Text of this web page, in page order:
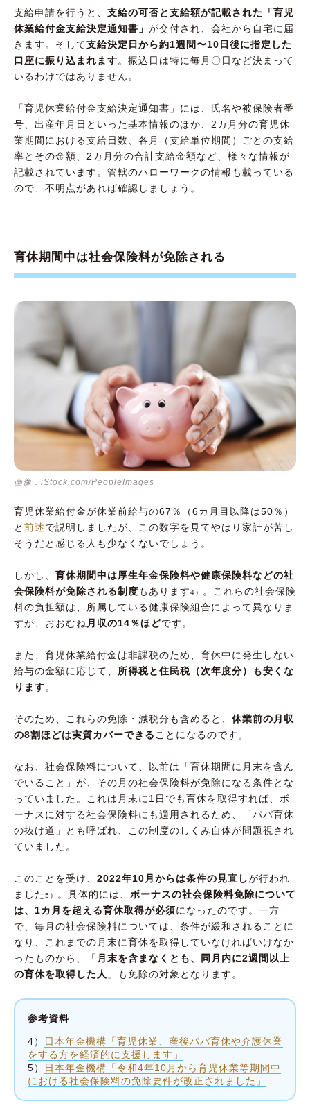
支給申請を行うと、 支給の可否と支給額が記載された「育児
休業給付金支給決定通知書」 が交付され、会社から自宅に届
きます。そして支給決定日から約1週間〜10日後に指定した
口座に振り込まれます。振込日は特に毎月〇日など決まって
いるわけではありません。
「育児休業給付金支給決定通知書」には、氏名や被保険者番
号、出産年月日といった基本情報のほか、2カ月分の育児休
業期間における支給日数、各月（支給単位期間）ごとの支給
率とその金額、2カ月分の合計支給金額など、様々な情報が
記載されています。管轄のハローワークの情報も載っている
ので、不明点があれば確認しましょう。
育休期間中は社会保険料が免除される
画像：iStock.com/PeopleImages
育児休業給付金が休業前給与の67％（6カ月目以降は50％）
と 前述で説明しましたが、この数字を見てやはり家計が苦し
そうだと感じる人も少なくないでしょう。
しかし、 育休期間中は厚生年金保険料や健康保険料などの社
会保険料が免除される制度もあります4）
。これらの社会保険
料の負担額は、所属している健康保険組合によって異なりま
すが、おおむね 月収の14％ほどです。
また、育児休業給付金は非課税のため、育休中に発生しない
給与の金額に応じて、 所得税と住民税（次年度分）も安くな
ります。
そのため、これらの免除・減税分も含めると、 休業前の月収
の8割ほどは実質カバーできることになるのです。
なお、社会保険料について、以前は「育休期間に月末を含ん
でいること」が、その月の社会保険料が免除になる条件とな
っていました。これは月末に1日でも育休を取得すれば、ボ
ーナスに対する社会保険料にも適用されるため、「パパ育休
の抜け道」とも呼ばれ、この制度のしくみ自体が問題視され
ていました。
このことを受け、 2022年10月からは条件の見直しが行われ
ました5） 。具体的には、 ボーナスの社会保険料免除について
は、1カ月を超える育休取得が必須になったのです。一方
で、毎月の社会保険料については、条件が緩和されることに
なり、これまでの月末に育休を取得していなければいけなか
ったものから、「 月末を含まなくとも、同月内に2週間以上
の育休を取得した人 」も免除の対象となります。
参考資料
4）
日本年金機構「育児休業、産後パパ育休や介護休業
をする方を経済的に支援します」
5）
日本年金機構「令和4年10月から育児休業等期間中
における社会保険料の免除要件が改正されました」